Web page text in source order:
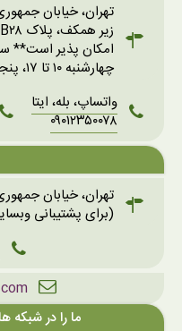
تهران، خیابان
امکان پذیر است**
چهارشنبه ۱۰ تا ۱۷، پنجشنبه ۱۰ تا ۱۳
واتساپ، بله، ایتا
۰۹۰۱۲۳۵۰۰۷۸
تهران، خیابان
(برای پشتیبانی
ما را در شبکه